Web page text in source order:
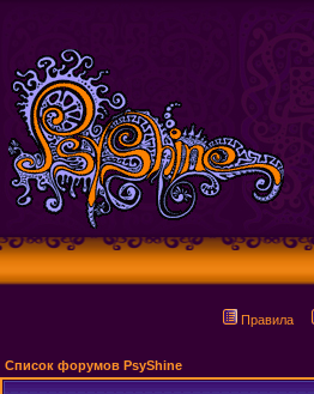
Правила
Список форумов PsyShine